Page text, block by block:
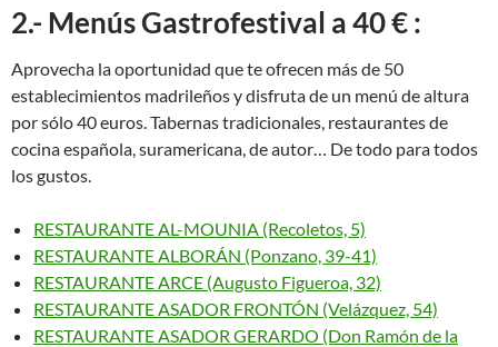
2.- Menús Gastrofestival a 40 € :
Aprovecha la oportunidad que te ofrecen más de 50
establecimientos madrileños y disfruta de un menú de altura
por sólo 40 euros. Tabernas tradicionales, restaurantes de
cocina española, suramericana, de autor… De todo para todos
los gustos.
RESTAURANTE AL-MOUNIA (Recoletos, 5)
RESTAURANTE ALBORÁN (Ponzano, 39-41)
RESTAURANTE ARCE (Augusto Figueroa, 32)
RESTAURANTE ASADOR FRONTÓN (Velázquez, 54)
RESTAURANTE ASADOR GERARDO (Don Ramón de la